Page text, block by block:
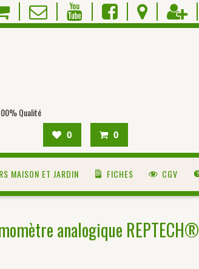
Qualité
0 0
MAISON ET JARDIN FICHES CGV
analogique REPTECH®